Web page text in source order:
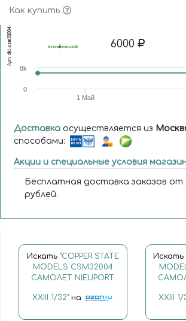
Как купить
Арт.
dkl-csm32004 6000
1 Май
0
8k
Доставка осуществляется из
способами:
Акции и специальные условия
Бесплатная доставка заказов от
рублей.
Искать "COPPER STATE
MODELS CSM32004
САМОЛЕТ NIEUPORT
XXIII 1/32"на
Искать
XXIII 1/